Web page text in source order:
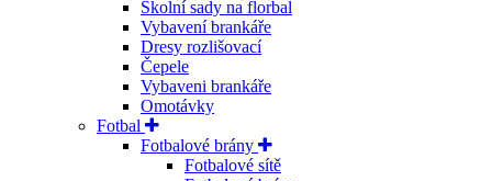
Školní sady na florbal
Vybavení brankáře
Dresy rozlišovací
Čepele
Vybaveni brankáře
Omotávky
Fotbal
Fotbalové brány
Fotbalové sítě